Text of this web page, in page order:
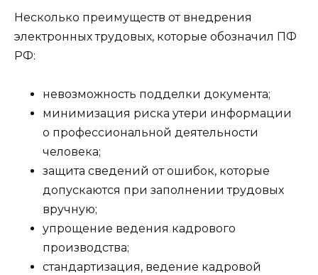
Несколько преимуществ от внедрения
электронных трудовых, которые обозначил ПФ
РФ:
невозможность подделки документа;
минимизация риска утери информации
о профессиональной деятельности
человека;
защита сведений от ошибок, которые
допускаются при заполнении трудовых
вручную;
упрощение ведения кадрового
производства;
стандартизация, ведение кадровой